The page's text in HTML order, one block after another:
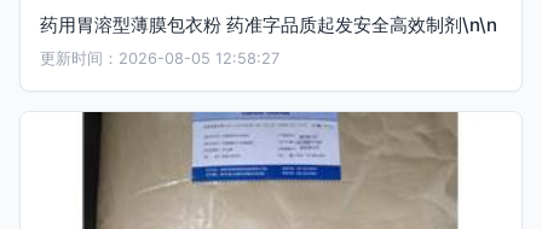
药用胃溶型薄膜包衣粉 药准字品质起发安全高效制剂\n\n
更新时间：2026-08-05 12:58:27